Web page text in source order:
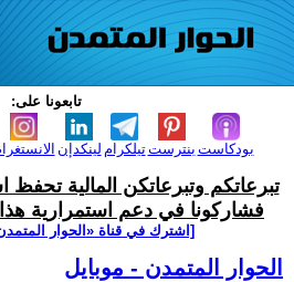
تابعونا على:
لينكدإن تيلكرامبنترست بودكاست
تبرعاتكم وتبرعاتكن المالية تحفظ
فشاركونا في دعم استمرارية هذا
[اشترك في قناة ‫«الحوار
الحوار المتمدن - موبايل